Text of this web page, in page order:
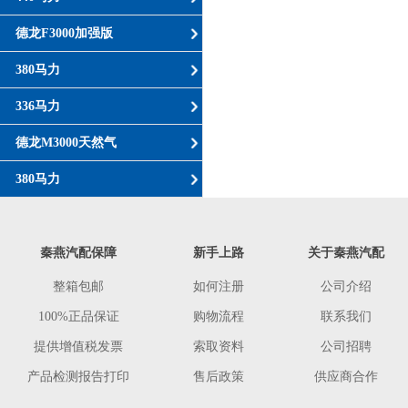
德龙F3000加强版
380马力
336马力
德龙M3000天然气
380马力
秦燕汽配保障
整箱包邮
100%正品保证
提供增值税发票
产品检测报告打印
新手上路
如何注册
购物流程
索取资料
售后政策
关于秦燕汽配
公司介绍
联系我们
公司招聘
供应商合作